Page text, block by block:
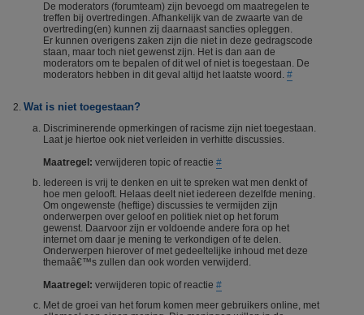
De moderators (forumteam) zijn bevoegd om maatregelen te
treffen bij overtredingen. Afhankelijk van de zwaarte van de
overtreding(en) kunnen zij daarnaast sancties opleggen.
Er kunnen overigens zaken zijn die niet in deze gedragscode
staan, maar toch niet gewenst zijn. Het is dan aan de
moderators om te bepalen of dit wel of niet is toegestaan. De
moderators hebben in dit geval altijd het laatste woord. #
Wat is niet toegestaan?
Discriminerende opmerkingen of racisme zijn niet toegestaan.
Laat je hiertoe ook niet verleiden in verhitte discussies.
Maatregel: verwijderen topic of reactie #
Iedereen is vrij te denken en uit te spreken wat men denkt of
hoe men gelooft. Helaas deelt niet iedereen dezelfde mening.
Om ongewenste (heftige) discussies te vermijden zijn
onderwerpen over geloof en politiek niet op het forum
gewenst. Daarvoor zijn er voldoende andere fora op het
internet om daar je mening te verkondigen of te delen.
Onderwerpen hierover of met gedeeltelijke inhoud met deze
themaâ€™s zullen dan ook worden verwijderd.
Maatregel: verwijderen topic of reactie #
Met de groei van het forum komen meer gebruikers online, met